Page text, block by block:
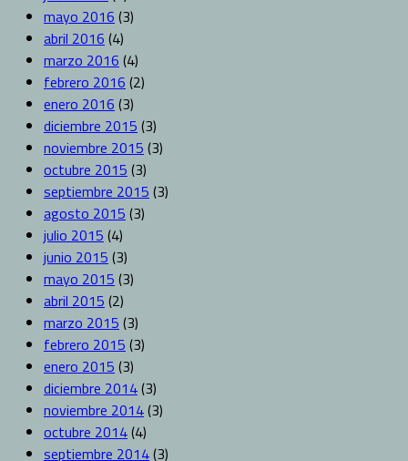
mayo 2016 (3)
abril 2016 (4)
marzo 2016 (4)
febrero 2016 (2)
enero 2016 (3)
diciembre 2015 (3)
noviembre 2015 (3)
octubre 2015 (3)
septiembre 2015 (3)
agosto 2015 (3)
julio 2015 (4)
junio 2015 (3)
mayo 2015 (3)
abril 2015 (2)
marzo 2015 (3)
febrero 2015 (3)
enero 2015 (3)
diciembre 2014(3)
noviembre 2014(3)
octubre 2014(4)
septiembre 2014(3)